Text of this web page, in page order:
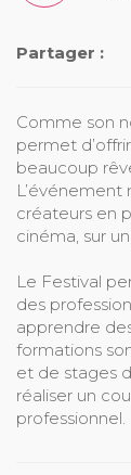
Partager :
Comme son
permet
beaucoup
créateurs en
cinéma, sur
Le Festival
des
apprendre
formations
et de stages
réaliser un
professionnel.